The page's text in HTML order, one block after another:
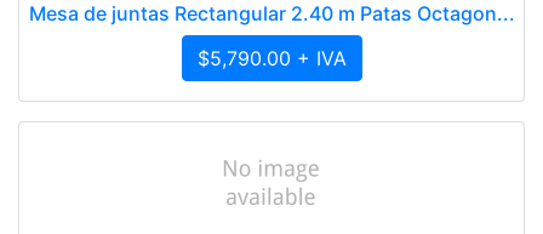
Mesa de juntas Rectangular 2.40 m Patas Octagon...
$5,790.00 + IVA